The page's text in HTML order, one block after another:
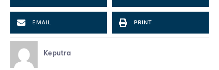
EMAIL PRINT
Keputra